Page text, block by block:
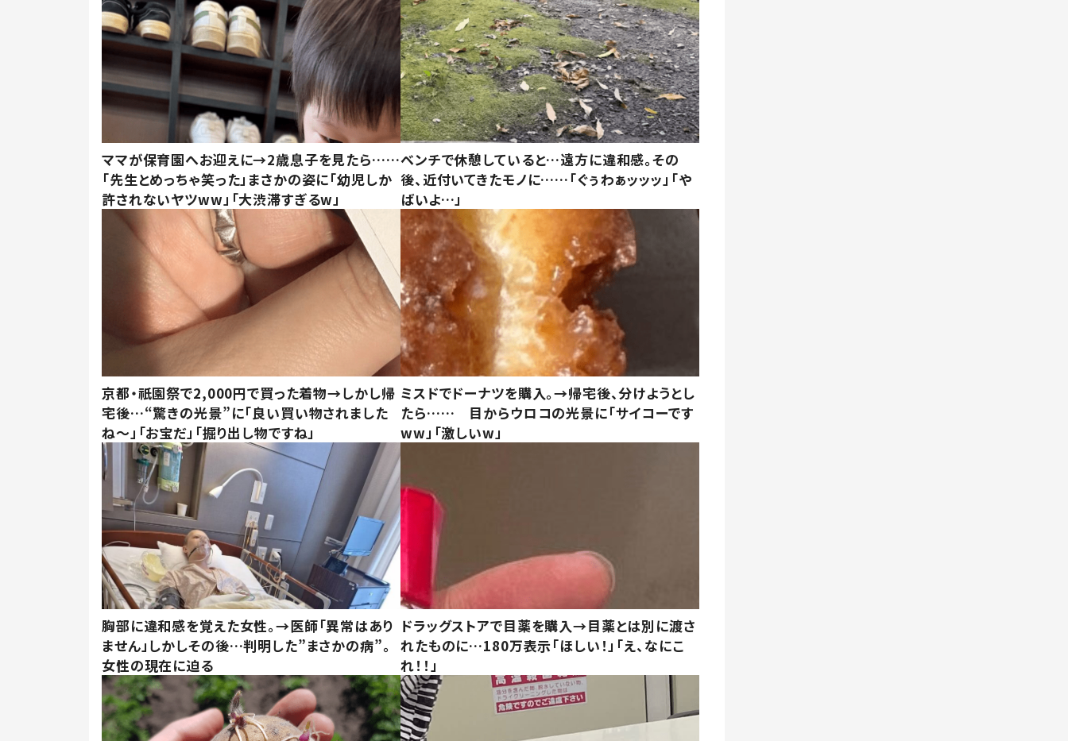
ママが保育園へお迎えに→2歳息子を見たら……
「先生とめっちゃ笑った」まさかの姿に「幼児しか
許されないヤツww」「大渋滞すぎるw」
ベンチで休憩していると…遠方に違和感。その
後、近付いてきたモノに……「ぐぅわぁッッッ」「や
ばいよ…」
京都・祇園祭で2,000円で買った着物→しかし帰
宅後…“驚きの光景”に「良い買い物されました
ね～」「お宝だ」「掘り出し物ですね」
ミスドでドーナツを購入。→帰宅後、分けようとし
たら…… 目からウロコの光景に「サイコーです
ww」「激しいw」
胸部に違和感を覚えた女性。→医師「異常はあり
ません」しかしその後…判明した”まさかの病”。
女性の現在に迫る
ドラッグストアで目薬を購入→目薬とは別に渡さ
れたものに…180万表示「ほしい！」「え、なにこ
れ！！」